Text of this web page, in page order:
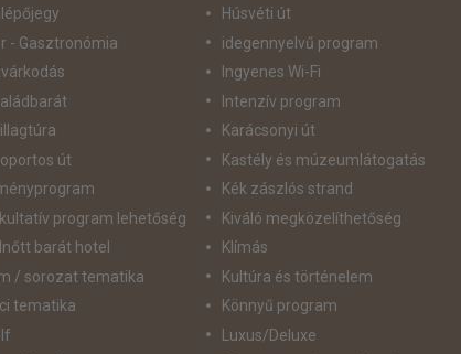
- Gasztronómia
út
program lehetőség
barát hotel
/ sorozat tematika
tematika
Húsvéti út
idegennyelvű program
Ingyenes Wi-Fi
Intenzív program
Karácsonyi út
Kastély és múzeumlátogatás
Kék zászlós strand
Kiváló megközelíthetőség
Klímás
Kultúra és történelem
Könnyű program
Luxus/Deluxe